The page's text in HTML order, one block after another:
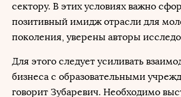
сектору. В этих условиях важно
позитивный имидж отрасли для
поколения, уверены авторы
Для этого следует усиливать
бизнеса с образовательными
говорит Зубаревич. Необходимо